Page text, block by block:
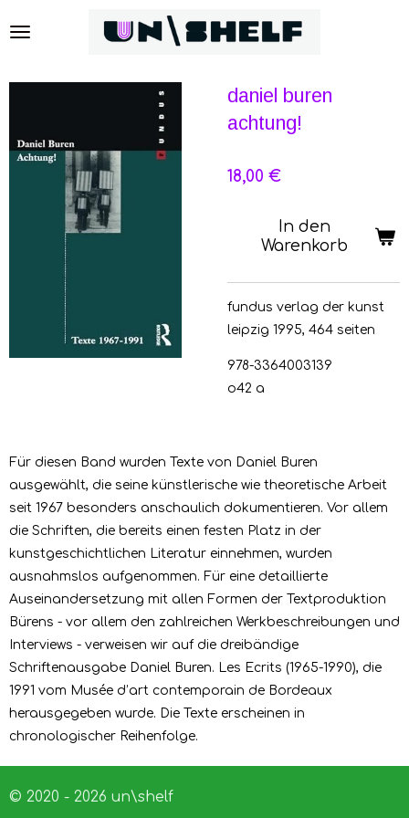
Hauptinhalt
daniel buren
achtung!
18,00 €
In den
Warenkorb
fundus verlag der kunst
leipzig 1995, 464 seiten
978-3364003139
o42 a
Für diesen Band wurden Texte von Daniel Buren
ausgewählt, die seine künstlerische wie theoretische Arbeit
seit 1967 besonders anschaulich dokumentieren. Vor allem
die Schriften, die bereits einen festen Platz in der
kunstgeschichtlichen Literatur einnehmen, wurden
ausnahmslos aufgenommen. Für eine detaillierte
Auseinandersetzung mit allen Formen der Textproduktion
Bürens - vor allem den zahlreichen Werkbeschreibungen und
Interviews - verweisen wir auf die dreibändige
Schriftenausgabe Daniel Buren. Les Ecrits (1965-1990), die
1991 vom Musée d’art contemporain de Bordeaux
herausgegeben wurde. Die Texte erscheinen in
chronologischer Reihenfolge.
© 2020 - 2026 un\shelf